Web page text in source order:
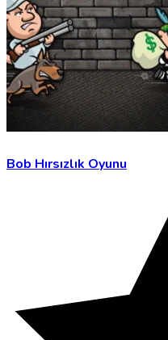
Bob Hırsızlık Oyunu